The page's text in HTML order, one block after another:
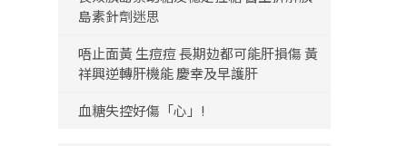
島素針劑迷思
唔止面黃 生痘痘 長期攰都可能肝損傷 黃
祥興逆轉肝機能 慶幸及早護肝
血糖失控好傷「心」!